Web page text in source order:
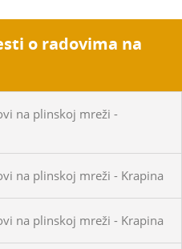
o radovima na
na plinskoj mreži -
na plinskoj mreži - Krapina
na plinskoj mreži - Krapina